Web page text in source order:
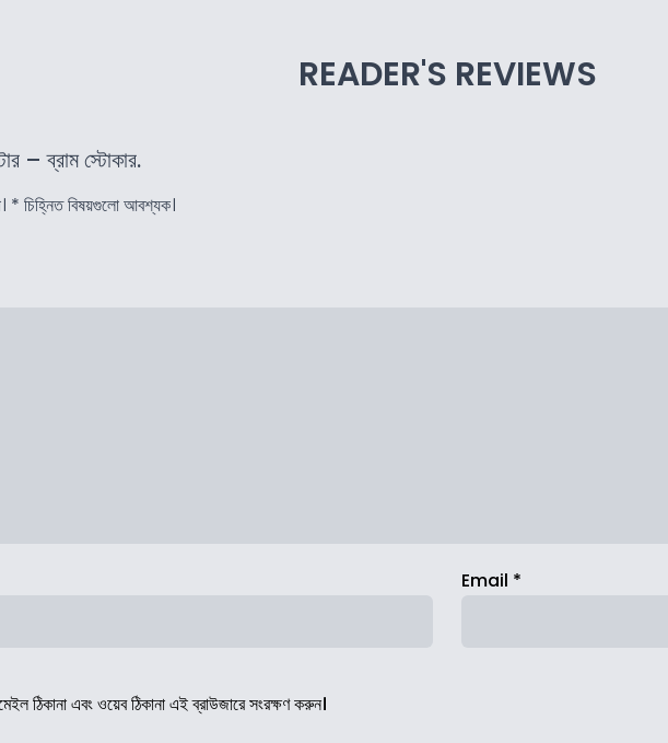
READER'S REVIEWS
– ব্রাম স্টোকার.
* চিহ্নিত বিষয়গুলো আবশ্যক।
Email *
ঠিকানা এবং ওয়েব ঠিকানা এই ব্রাউজারে সংরক্ষণ করুন।